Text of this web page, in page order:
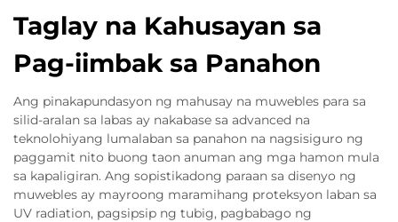
Taglay na Kahusayan sa
Pag-iimbak sa Panahon
Ang pinakapundasyon ng mahusay na muwebles para sa
silid-aralan sa labas ay nakabase sa advanced na
teknolohiyang lumalaban sa panahon na nagsisiguro ng
paggamit nito buong taon anuman ang mga hamon mula
sa kapaligiran. Ang sopistikadong paraan sa disenyo ng
muwebles ay mayroong maramihang proteksyon laban sa
UV radiation, pagsipsip ng tubig, pagbabago ng